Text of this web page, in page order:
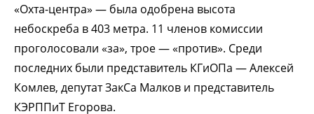
«Охта-центра» — была одобрена высота
небоскреба в 403 метра. 11 членов комиссии
проголосовали «за», трое — «против». Среди
последних были представитель КГиОПа — Алексей
Комлев, депутат ЗакСа Малков и представитель
КЭРППиТ Егорова.